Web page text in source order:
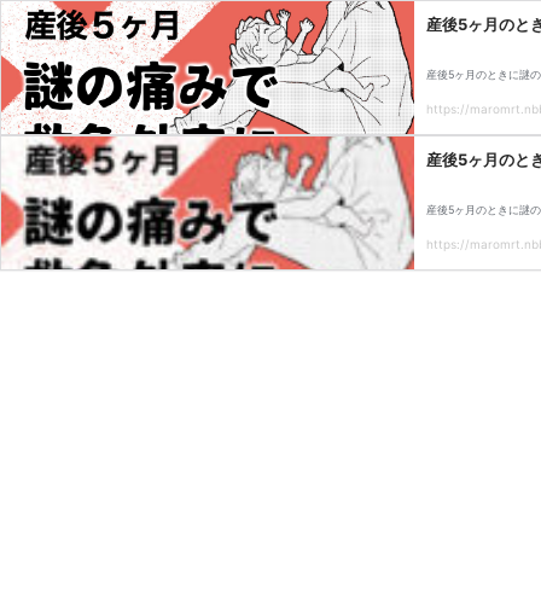
産後5ヶ月のと
産後5ヶ月のときに謎
https://
産後5ヶ月のと
産後5ヶ月のときに謎
https://